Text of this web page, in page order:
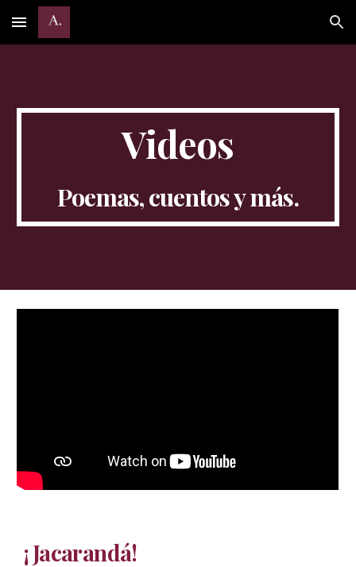
Skip to main content Skip to navigation
Videos
Poemas, cuentos y más.
¡Jacarandá!